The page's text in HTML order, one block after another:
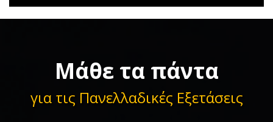
Μάθε τα πάντα
για τις Πανελλαδικές Εξετάσεις